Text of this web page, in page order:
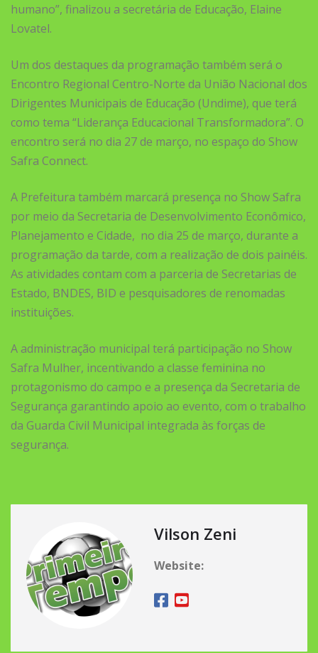
humano”, finalizou a secretária de Educação, Elaine
Lovatel.
Um dos destaques da programação também será o
Encontro Regional Centro-Norte da União Nacional dos
Dirigentes Municipais de Educação (Undime), que terá
como tema “Liderança Educacional Transformadora”. O
encontro será no dia 27 de março, no espaço do Show
Safra Connect.
A Prefeitura também marcará presença no Show Safra
por meio da Secretaria de Desenvolvimento Econômico,
Planejamento e Cidade, no dia 25 de março, durante a
programação da tarde, com a realização de dois painéis.
As atividades contam com a parceria de Secretarias de
Estado, BNDES, BID e pesquisadores de renomadas
instituições.
A administração municipal terá participação no Show
Safra Mulher, incentivando a classe feminina no
protagonismo do campo e a presença da Secretaria de
Segurança garantindo apoio ao evento, com o trabalho
da Guarda Civil Municipal integrada às forças de
segurança.
Vilson Zeni
Website: